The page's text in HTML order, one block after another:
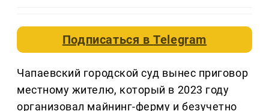
Подписаться вTelegram
Чапаевский городской суд вынес приговор
местному жителю, который в 2023 году
организовал майнинг-ферму и безучетно